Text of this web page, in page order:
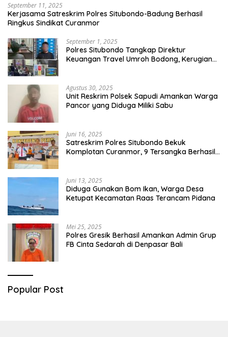
September 11, 2025
Kerjasama Satreskrim Polres Situbondo-Badung Berhasil
Ringkus Sindikat Curanmor
September 1, 2025
Polres Situbondo Tangkap Direktur
Keuangan Travel Umroh Bodong, Kerugian
Agustus 30, 2025
Unit Reskrim Polsek Sapudi Amankan Warga
Pancor yang Diduga Miliki Sabu
Juni 16, 2025
Satreskrim Polres Situbondo Bekuk
Komplotan Curanmor, 9 Tersangka Berhasil
Juni 13, 2025
Diduga Gunakan Bom Ikan, Warga Desa
Ketupat Kecamatan Raas Terancam Pidana
Mei 25, 2025
Polres Gresik Berhasil Amankan Admin Grup
FB Cinta Sedarah di Denpasar Bali
Popular Post